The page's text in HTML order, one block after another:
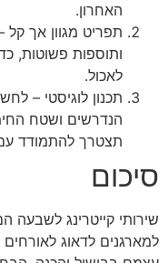
האחרון.
תפריט מגוון אך
ותוספות פשוטות,
לאכול.
תכנון לוגיסטי –
הנדרשים ושטח
תצטרך להתמודד
סיכום
שירותי קייטרינג לשבעה
למארגנים לדאוג